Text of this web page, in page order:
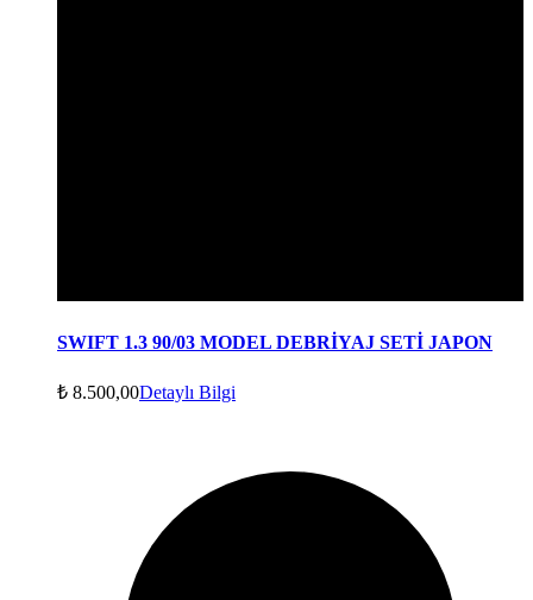
SWIFT 1.3 90/03 MODEL DEBRİYAJ SETİ JAPON
₺ 8.500,00Detaylı Bilgi